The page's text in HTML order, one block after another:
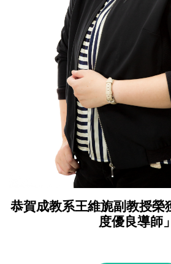
恭賀成教系王維旎副教授榮
度優良導師」